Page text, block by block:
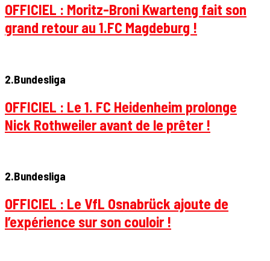
OFFICIEL : Moritz-Broni Kwarteng fait son
grand retour au 1.FC Magdeburg !
2.Bundesliga
OFFICIEL : Le 1. FC Heidenheim prolonge
Nick Rothweiler avant de le prêter !
2.Bundesliga
OFFICIEL : Le VfL Osnabrück ajoute de
l’expérience sur son couloir !